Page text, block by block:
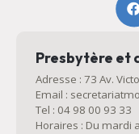
Presbytère et
Adresse : 73 Av.
Email :
Tel : 04 98 00 93 33
Horaires : Du mardi